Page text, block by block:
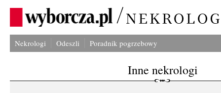
Nekrologi Odeszli Poradnik pogrzebowy
Inne nekrologi